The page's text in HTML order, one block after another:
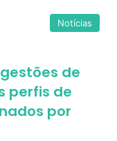
Notícias
de
perfis de
por